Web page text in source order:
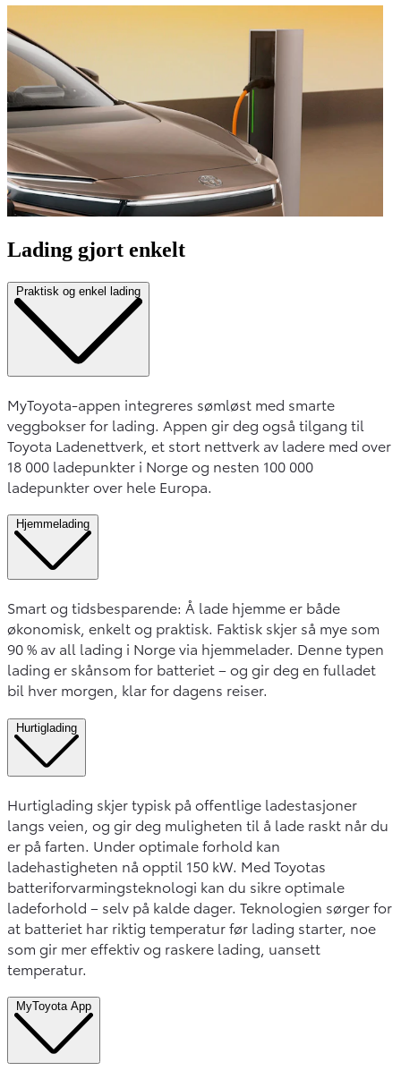
Lading gjort enkelt
Praktisk og enkel lading
MyToyota-appen integreres sømløst med smarte
veggbokser for lading. Appen gir deg også tilgang til
Toyota Ladenettverk, et stort nettverk av ladere med over
18 000 ladepunkter i Norge og nesten 100 000
ladepunkter over hele Europa.
Hjemmelading
Smart og tidsbesparende: Å lade hjemme er både
økonomisk, enkelt og praktisk. Faktisk skjer så mye som
90 % av all lading i Norge via hjemmelader. Denne typen
lading er skånsom for batteriet – og gir deg en fulladet
bil hver morgen, klar for dagens reiser.
Hurtiglading
Hurtiglading skjer typisk på offentlige ladestasjoner
langs veien, og gir deg muligheten til å lade raskt når du
er på farten. Under optimale forhold kan
ladehastigheten nå opptil 150 kW. Med Toyotas
batteriforvarmingsteknologi kan du sikre optimale
ladeforhold – selv på kalde dager. Teknologien sørger for
at batteriet har riktig temperatur før lading starter, noe
som gir mer effektiv og raskere lading, uansett
temperatur.
MyToyota App